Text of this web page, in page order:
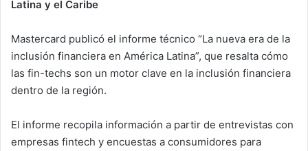
Latina y el Caribe
Mastercard publicó el informe técnico “La nueva era de la
inclusión financiera en América Latina”, que resalta cómo
las fin-techs son un motor clave en la inclusión financiera
dentro de la región.
El informe recopila información a partir de entrevistas con
empresas fintech y encuestas a consumidores para